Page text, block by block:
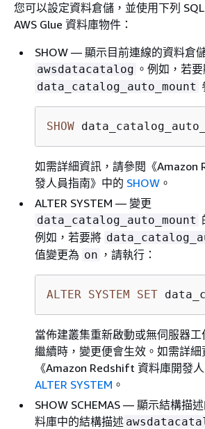
您可以設定資料倉儲，並使用下列
AWS Glue 資料庫物件：
SHOW — 顯示目前連線的資料倉
awsdatacatalog 。例如，若
data_catalog_auto_mount
SHOW
如需詳細資訊，請參閱《Amazon
發人員指南》 中的 SHOW 。
ALTER SYSTEM — 變更
data_catalog_auto_mount
例如，若要將
值變更為 on ，請執行：
ALTER SYSTEM SET
當佈建叢集重新啟動或無伺服器
繼續時，變更便會生效。如需詳細
《Amazon Redshift 資料庫開發人
ALTER SYSTEM 。
SHOW SCHEMAS — 顯示結構描
料庫中的結構描述